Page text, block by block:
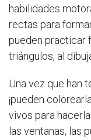
habilidades
rectas para
pueden practicar
triángulos, al
Una vez que han
¡pueden
vivos para
las ventanas, las